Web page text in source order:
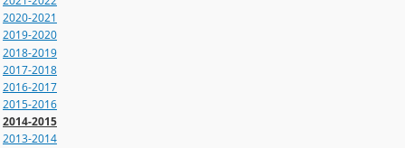
2020-2021
2019-2020
2018-2019
2017-2018
2016-2017
2015-2016
2014-2015
2013-2014